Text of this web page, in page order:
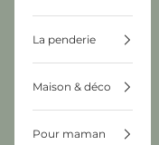
La penderie
Maison & déco
Pour maman